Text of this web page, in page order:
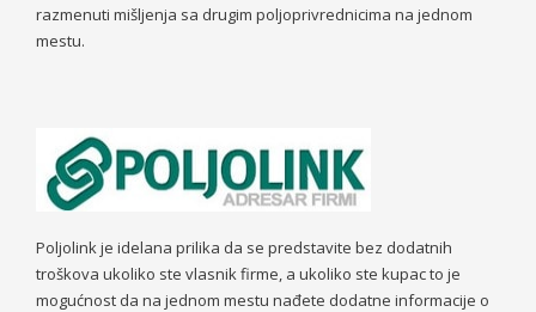
razmenuti mišljenja sa drugim poljoprivrednicima na jednom
mestu.
Poljolink je idelana prilika da se predstavite bez dodatnih
troškova ukoliko ste vlasnik firme, a ukoliko ste kupac to je
mogućnost da na jednom mestu nađete dodatne informacije o